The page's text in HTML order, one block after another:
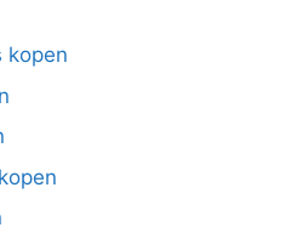
kopen